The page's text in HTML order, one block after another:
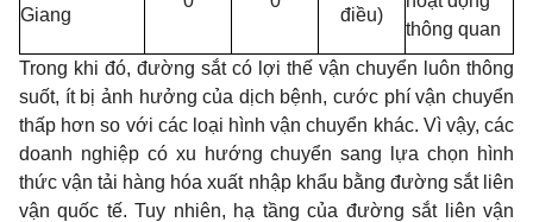
Giang
điều)
thông quan
Trong khi đó, đường sắt có lợi thế vận chuyển luôn thông
suốt, ít bị ảnh hưởng của dịch bệnh, cước phí vận chuyển
thấp hơn so với các loại hình vận chuyển khác. Vì vậy, các
doanh nghiệp có xu hướng chuyển sang lựa chọn hình
thức vận tải hàng hóa xuất nhập khẩu bằng đường sắt liên
vận quốc tế. Tuy nhiên, hạ tầng của đường sắt liên vận